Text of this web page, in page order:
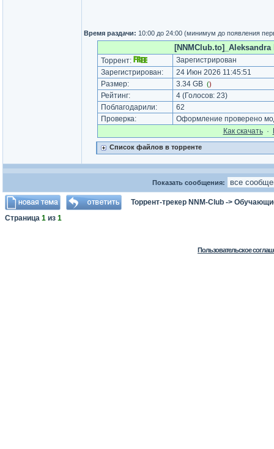
Время раздачи: 10:00 до 24:00 (минимум до появления
Торрент:
Зарегистрирован
Зарегистрирован:
24 Июн 2026 11:45:51
Размер:
3.34 GB ()
Рейтинг: 4(Голосов: 23)
Поблагодарили:
62
Проверка:
Оформление проверено
Как cкачать·
Список файлов в торренте
Показать сообщения:
Торрент-трекер NNM-Club ->
Страница 1 из 1
Пользовательское